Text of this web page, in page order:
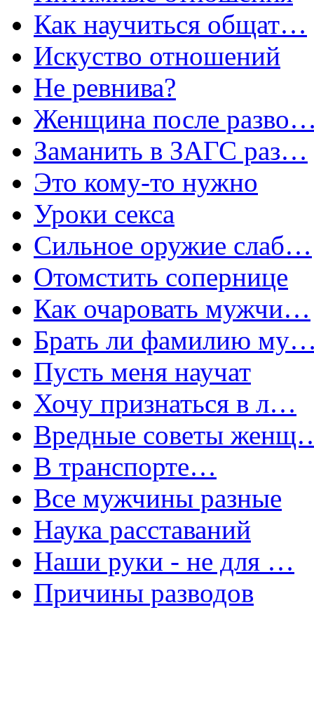
Как научиться общат…
Искуство отношений
Не ревнива?
Женщина после
Заманить в ЗАГС раз…
Это кому-то нужно
Уроки секса
Сильное оружие слаб…
Отомстить сопернице
Как очаровать мужчи…
Брать ли фамилию
Пусть меня научат
Хочу признаться в л…
Вредные советы
В транспорте…
Все мужчины разные
Наука расставаний
Наши руки - не для …
Причины разводов